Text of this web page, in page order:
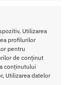
Utilizarea
profilurilor
pentru
de conținut
conținutului
Utilizarea datelor
astfel calitate
la inceput in
experimentati.